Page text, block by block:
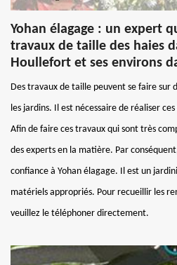
Yohan élagage : un expert
travaux de taille des haies
Houllefort et ses environs
Des travaux de taille peuvent se faire sur
les jardins. Il est nécessaire de réaliser
Afin de faire ces travaux qui sont très
des experts en la matière. Par
confiance à Yohan élagage. Il est un
matériels appropriés. Pour recueillir les
veuillez le téléphoner directement.